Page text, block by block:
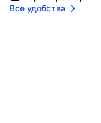
Все удобства